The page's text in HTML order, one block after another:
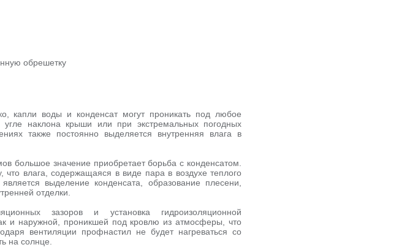
обрешетку
капли воды и конденсат могут проникать под любое
наклона крыши или при экстремальных погодных
также постоянно выделяется внутренняя влага в
большое значение приобретает борьба с конденсатом.
что влага, содержащаяся в виде пара в воздухе теплого
выделение конденсата, образование плесени,
отделки.
зазоров и установка гидроизоляционной
и наружной, проникшей под кровлю из атмосферы, что
вентиляции профнастил не будет нагреваться со
на солнце.